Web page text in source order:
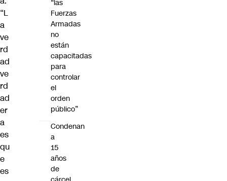
“L
a
ve
rd
ad
ve
rd
ad
er
a
es
qu
e
es
“las
Fuerzas
Armadas
no
están
capacitadas
para
controlar
el
orden
público”
Condenan
a
15
años
de